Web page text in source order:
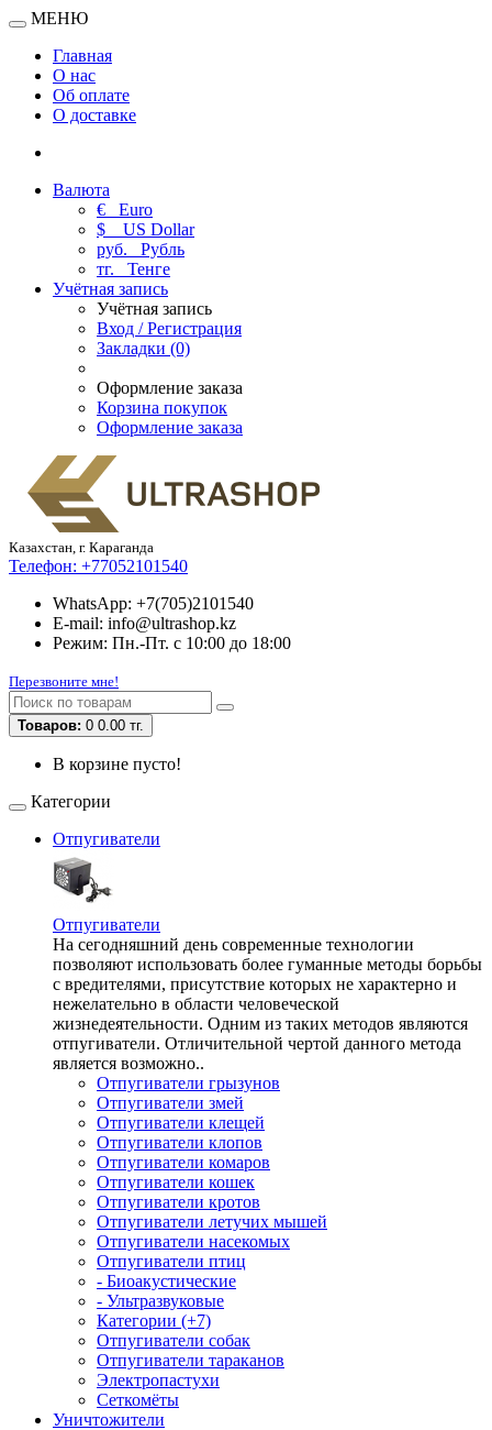
МЕНЮ
Главная
О нас
Об оплате
О доставке
Валюта
€ Euro
$
US Dollar
руб. Рубль
тг. Тенге
Учётная запись
Учётная запись
Вход / Регистрация
Закладки (0)
Оформление заказа
Корзина покупок
Оформление заказа
Казахстан, г. Караганда
Телефон: +77052101540
WhatsApp: +7(705)2101540
E-mail: info@ultrashop.kz
Режим: Пн.-Пт. с 10:00 до 18:00
Перезвоните мне!
Товаров: 0 0.00 тг.
В корзине пусто!
Категории
Отпугиватели
Отпугиватели
На сегодняшний день современные технологии
позволяют использовать более гуманные методы борьбы
с вредителями, присутствие которых не характерно и
нежелательно в области человеческой
жизнедеятельности. Одним из таких методов являются
отпугиватели. Отличительной чертой данного метода
является возможно..
Отпугиватели грызунов
Отпугиватели змей
Отпугиватели клещей
Отпугиватели клопов
Отпугиватели комаров
Отпугиватели кошек
Отпугиватели кротов
Отпугиватели летучих мышей
Отпугиватели насекомых
Отпугиватели птиц
- Биоакустические
- Ультразвуковые
Категории (+7)
Отпугиватели собак
Отпугиватели тараканов
Электропастухи
Сеткомёты
Уничтожители